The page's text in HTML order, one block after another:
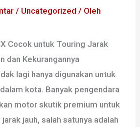
/ Uncategorized / Oleh
Cocok untuk Touring Jarak
dan Kekurangannya
lagi hanya digunakan untuk
kota. Banyak pengendara
motor skutik premium untuk
jauh, salah satunya adalah